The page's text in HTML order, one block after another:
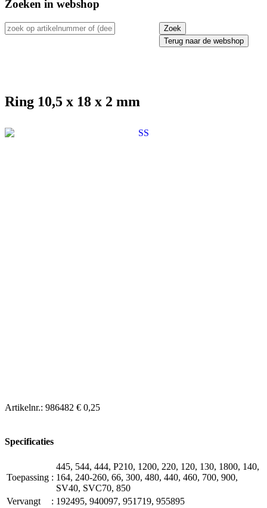
Zoeken in webshop
Terug naar de webshop
Ring 10,5 x 18 x 2 mm
Artikelnr.: 986482 € 0,25
Specificaties
Toepassing :
445, 544, 444, P210, 1200, 220, 120, 130, 1800, 140,
164, 240-260, 66, 300, 480, 440, 460, 700, 900,
SV40, SVC70, 850
Vervangt
: 192495, 940097, 951719, 955895